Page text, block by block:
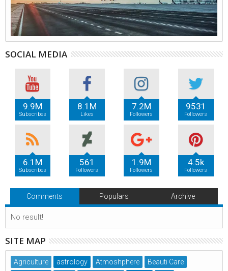
SOCIAL MEDIA
9.9M
Subscribes
8.1M
Likes
7.2M
Followers
9531
Followers
6.1M
Subscribes
561
Followers
1.9M
Followers
4.5k
Followers
Comments Populars Archive
No result!
SITE MAP
Agriculture astrology Atmoshphere
Beauti Care